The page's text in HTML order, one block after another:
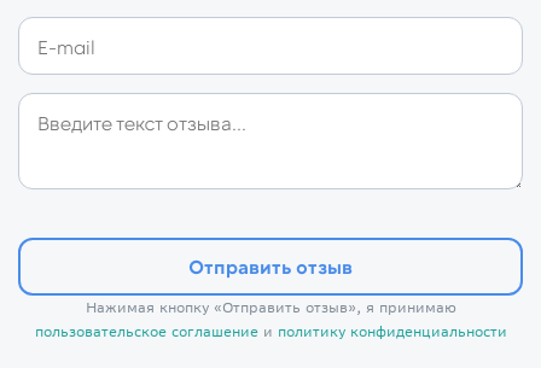
Отправить отзыв
Нажимая кнопку «Отправить отзыв», я принимаю
пользовательское соглашениеи политику конфиденциальности